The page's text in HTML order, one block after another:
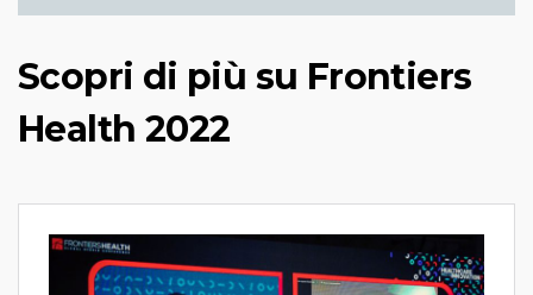
Scopri di più su Frontiers
Health 2022